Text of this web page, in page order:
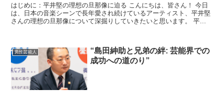
はじめに：平井堅の理想の旦那像に迫る こんにちは、皆さん！ 今日
は、日本の音楽シーンで長年愛され続けているアーティスト、平井堅
さんの理想の旦那像について深掘りしていきたいと思います。 平井
男性芸能人
“島田紳助と兄弟の絆: 芸能界での
成功への道のり”